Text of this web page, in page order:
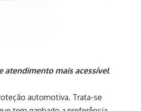
atendimento mais acessível
automotiva. Trata-se